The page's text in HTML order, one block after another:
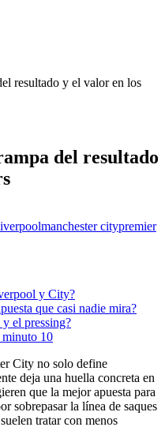
resultado y el valor en los
del resultado
manchester citypremier
y City?
que casi nadie mira?
el pressing?
minuto 10
City no solo define
deja una huella concreta en
que la mejor apuesta para
sobrepasar la línea de saques
tratar con menos